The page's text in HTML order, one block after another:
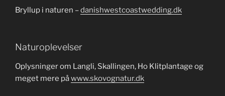
Bryllup i naturen –danishwestcoastwedding.dk
Naturoplevelser
Oplysninger om Langli, Skallingen, Ho Klitplantage og
meget mere påwww.skovognatur.dk